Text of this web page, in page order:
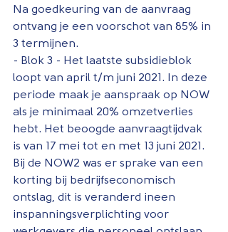
Na goedkeuring van de aanvraag
ontvang je een voorschot van 85% in
3 termijnen.
- Blok 3 - Het laatste subsidieblok
loopt van april t/m juni 2021. In deze
periode maak je aanspraak op NOW
als je minimaal 20% omzetverlies
hebt. Het beoogde aanvraagtijdvak
is van 17 mei tot en met 13 juni 2021.
Bij de NOW2 was er sprake van een
korting bij bedrijfseconomisch
ontslag, dit is veranderd ineen
inspanningsverplichting voor